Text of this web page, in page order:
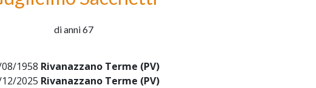
di anni 67
1958 Rivanazzano Terme (PV)
2025 Rivanazzano Terme (PV)